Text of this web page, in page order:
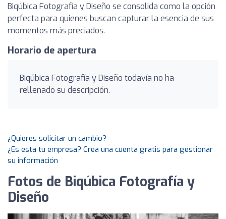
Biqúbica Fotografía y Diseño se consolida como la opción
perfecta para quienes buscan capturar la esencia de sus
momentos más preciados.
Horario de apertura
Biqúbica Fotografía y Diseño todavía no ha
rellenado su descripción.
¿Quieres solicitar un cambio?
¿Es esta tu empresa? Crea una cuenta gratis para gestionar
su información
Fotos de Biqúbica Fotografía y
Diseño